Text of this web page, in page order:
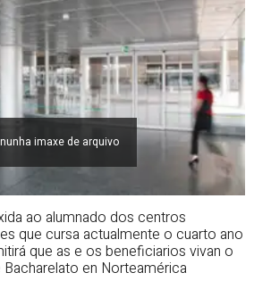
imaxe de arquivo
ao alumnado dos centros
que cursa actualmente o cuarto ano
que as e os beneficiarios vivan o
en Norteamérica